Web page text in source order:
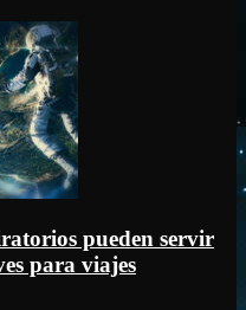
pueden servir
para viajes